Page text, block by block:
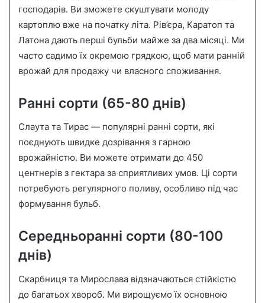
господарів. Ви зможете скуштувати молоду
картоплю вже на початку літа. Рів’єра, Каратоп та
Латона дають перші бульби майже за два місяці. Ми
часто садимо їх окремою грядкою, щоб мати ранній
врожай для продажу чи власного споживання.
Ранні сорти (65-80 днів)
Слаута та Тирас — популярні ранні сорти, які
поєднують швидке дозрівання з гарною
врожайністю. Ви можете отримати до 450
центнерів з гектара за сприятливих умов. Ці сорти
потребують регулярного поливу, особливо під час
формування бульб.
Середньоранні сорти (80-100
днів)
Скарбниця та Мирослава відзначаються стійкістю
до багатьох хвороб. Ми вирощуємо їх основною